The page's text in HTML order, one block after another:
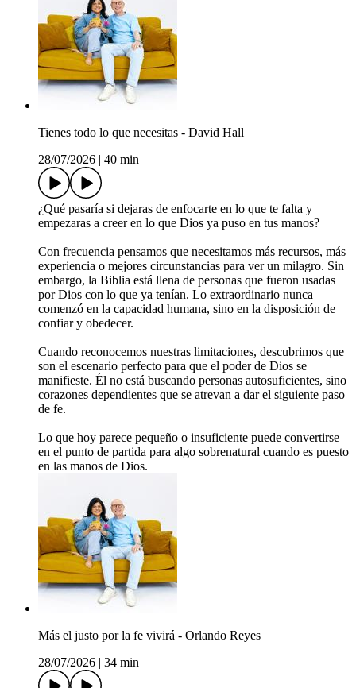
Tienes todo lo que necesitas - David Hall
28/07/2026
40 min
¿Qué pasaría si dejaras de enfocarte en lo que te falta y
empezaras a creer en lo que Dios ya puso en tus manos?
Con frecuencia pensamos que necesitamos más recursos, más
experiencia o mejores circunstancias para ver un milagro. Sin
embargo, la Biblia está llena de personas que fueron usadas
por Dios con lo que ya tenían. Lo extraordinario nunca
comenzó en la capacidad humana, sino en la disposición de
confiar y obedecer.
Cuando reconocemos nuestras limitaciones, descubrimos que
son el escenario perfecto para que el poder de Dios se
manifieste. Él no está buscando personas autosuficientes, sino
corazones dependientes que se atrevan a dar el siguiente paso
de fe.
Lo que hoy parece pequeño o insuficiente puede convertirse
en el punto de partida para algo sobrenatural cuando es puesto
en las manos de Dios.
Más el justo por la fe vivirá - Orlando Reyes
28/07/2026
34 min